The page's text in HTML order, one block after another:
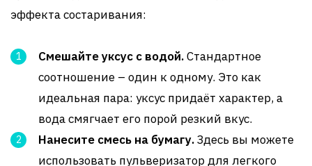
эффекта состаривания:
Смешайте уксус с водой.Стандартное
соотношение – один к одному. Это как
идеальная пара: уксус придаёт характер, а
вода смягчает его порой резкий вкус.
Нанесите смесь на бумагу.Здесь вы можете
использовать пульверизатор для легкого